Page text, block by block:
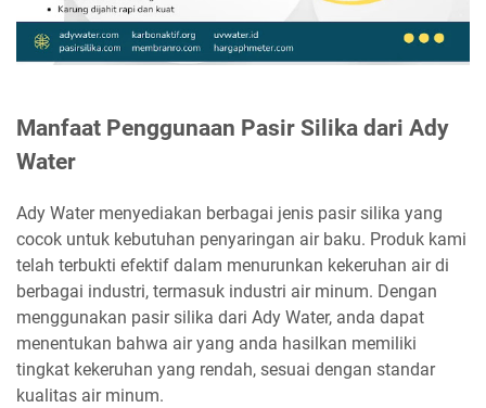
Manfaat Penggunaan Pasir Silika dari Ady
Water
Ady Water menyediakan berbagai jenis pasir silika yang
cocok untuk kebutuhan penyaringan air baku. Produk kami
telah terbukti efektif dalam menurunkan kekeruhan air di
berbagai industri, termasuk industri air minum. Dengan
menggunakan pasir silika dari Ady Water, anda dapat
menentukan bahwa air yang anda hasilkan memiliki
tingkat kekeruhan yang rendah, sesuai dengan standar
kualitas air minum.